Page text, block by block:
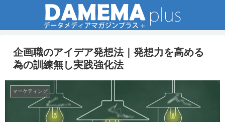
企画職のアイデア発想法｜発想力を高める
為の訓練無し実践強化法
マーケティング